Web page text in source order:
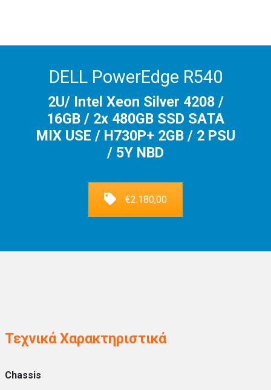
DELL PowerEdge R540
2U/ Intel Xeon Silver 4208 /
16GB / 2x 480GB SSD SATA
MIX USE / H730P+ 2GB / 2 PSU
/ 5Y NBD
€2.180,00
Τεχνικά Χαρακτηριστικά
Chassis